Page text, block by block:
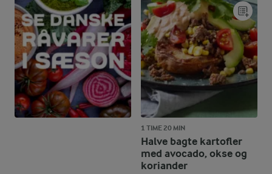
1 TIME 20 MIN
Halve bagte kartofler
med avocado, okse og
koriander